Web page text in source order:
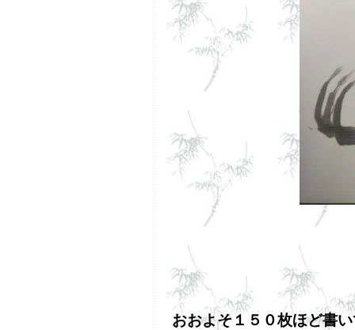
おおよそ１５０枚ほど書